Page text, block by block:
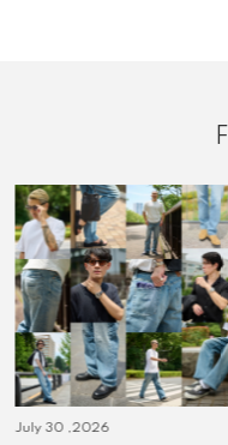
July 30 ,2026